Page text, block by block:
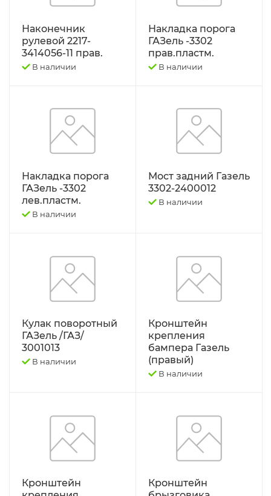
Наконечник
рулевой 2217-
3414056-11 прав.
В наличии
Накладка порога
ГАЗель -3302
прав.пластм.
В наличии
Накладка порога
ГАЗель -3302
лев.пластм.
В наличии
Мост задний Газель
3302-2400012
В наличии
Кулак поворотный
ГАЗель /ГАЗ/
3001013
В наличии
Кронштейн
крепления
бампера Газель
(правый)
В наличии
Кронштейн
Кронштейн